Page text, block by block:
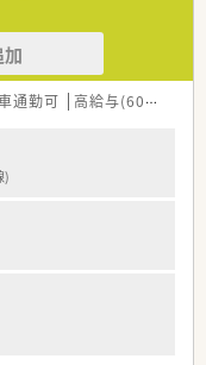
を採用、若くから責任の
！
調剤薬局では扱ってい
様なキャリアを支援する
責任者・新規事業の立ち
休日120～125日（長
ークバランスが充実して
通勤可 高給与(600万円以上)
)